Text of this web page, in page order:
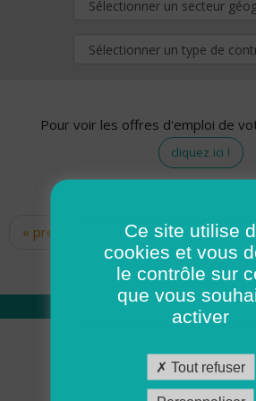
Pour voir les offres d'emploi de
cliquez ici !
Pages
« premier ‹ précédent …
14 15 16
Qui sommes nous
Académie ADMR
Ce site utilise
cookies et vous
le contrôle sur
que vous
activer
Tout refuser